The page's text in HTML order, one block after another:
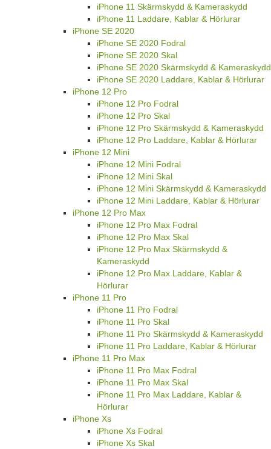
iPhone 11 Skärmskydd & Kameraskydd
iPhone 11 Laddare, Kablar & Hörlurar
iPhone SE 2020
iPhone SE 2020 Fodral
iPhone SE 2020 Skal
iPhone SE 2020 Skärmskydd & Kameraskydd
iPhone SE 2020 Laddare, Kablar & Hörlurar
iPhone 12 Pro
iPhone 12 Pro Fodral
iPhone 12 Pro Skal
iPhone 12 Pro Skärmskydd & Kameraskydd
iPhone 12 Pro Laddare, Kablar & Hörlurar
iPhone 12 Mini
iPhone 12 Mini Fodral
iPhone 12 Mini Skal
iPhone 12 Mini Skärmskydd & Kameraskydd
iPhone 12 Mini Laddare, Kablar & Hörlurar
iPhone 12 Pro Max
iPhone 12 Pro Max Fodral
iPhone 12 Pro Max Skal
iPhone 12 Pro Max Skärmskydd &
Kameraskydd
iPhone 12 Pro Max Laddare, Kablar &
Hörlurar
iPhone 11 Pro
iPhone 11 Pro Fodral
iPhone 11 Pro Skal
iPhone 11 Pro Skärmskydd & Kameraskydd
iPhone 11 Pro Laddare, Kablar & Hörlurar
iPhone 11 Pro Max
iPhone 11 Pro Max Fodral
iPhone 11 Pro Max Skal
iPhone 11 Pro Max Laddare, Kablar &
Hörlurar
iPhone Xs
iPhone Xs Fodral
iPhone Xs Skal